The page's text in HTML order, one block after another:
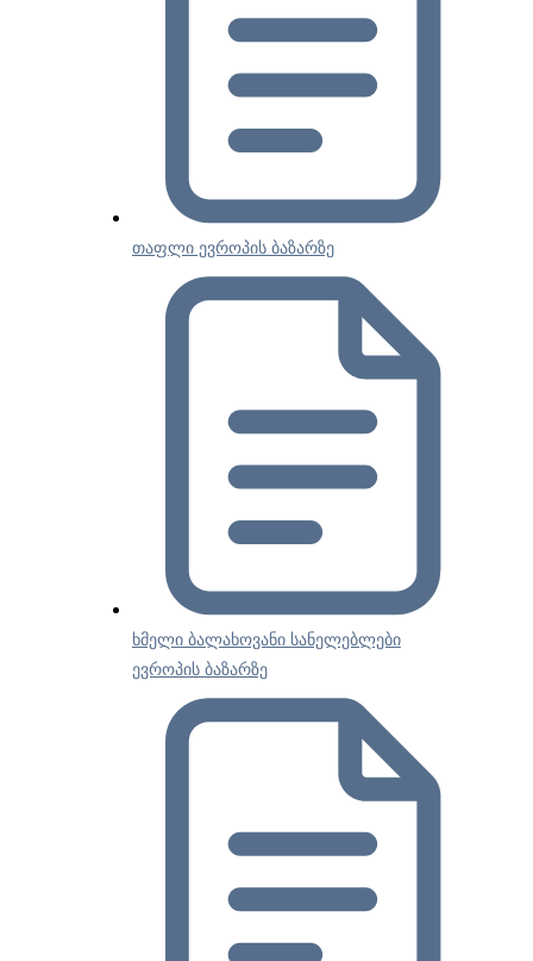
თაფლი ევროპის ბაზარზე
ხმელი ბალახოვანი სანელებლები
ევროპის ბაზარზე